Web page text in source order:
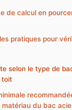
de calcul en
pratiques pour
selon le type de
toit
matériau du bac